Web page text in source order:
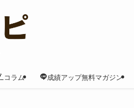
コラム 成績アップ無料マガジン